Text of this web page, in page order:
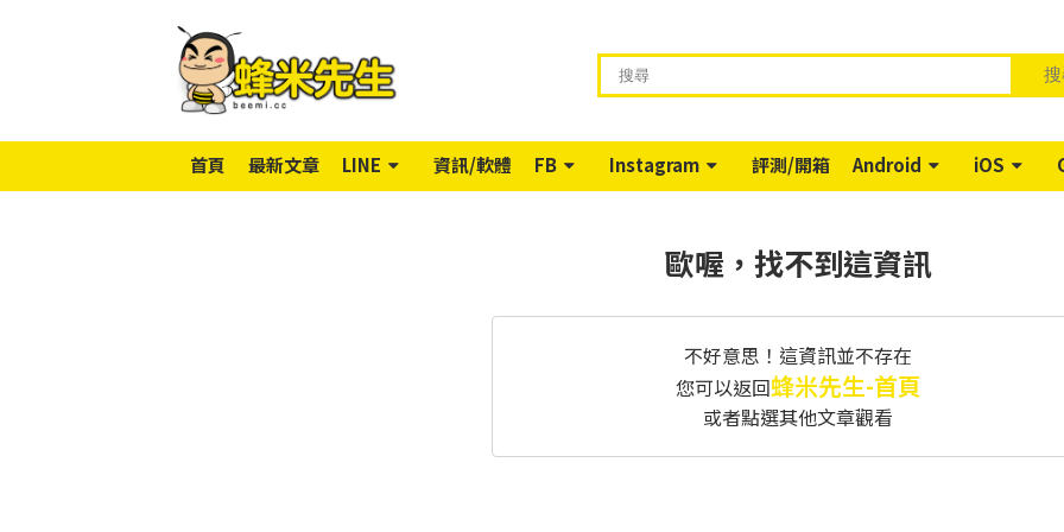
首頁 最新文章 LINE 資訊/軟體 FB Instagram 評測/開箱 Android iOS
歐喔，找不到這資訊
不好意思！這資訊並不存在
您可以返回蜂米先生-首頁
或者點選其他文章觀看